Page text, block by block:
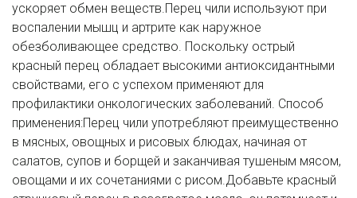
ускоряет обмен веществ.Перец чили используют при
воспалении мышц и артрите как наружное
обезболивающее средство. Поскольку острый
красный перец обладает высокими антиоксидантными
свойствами, его с успехом применяют для
профилактики онкологических заболеваний. Способ
применения:Перец чили употребляют преимущественно
в мясных, овощных и рисовых блюдах, начиная от
салатов, супов и борщей и заканчивая тушеным мясом,
овощами и их сочетаниями с рисом.Добавьте красный